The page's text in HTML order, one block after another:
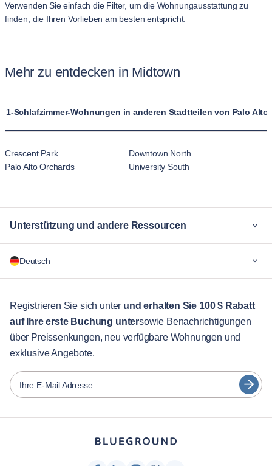
Verwenden Sie einfach die Filter, um die Wohnungausstattung zu
finden, die Ihren Vorlieben am besten entspricht.
Mehr zu entdecken in Midtown
1-Schlafzimmer-Wohnungen in anderen Stadtteilen von Palo Alto
Crescent Park
Downtown North
Palo Alto Orchards
University South
Unterstützung und andere Ressourcen
Für Unternehmen
Gästebetreuung
Stadt-Guide
Partner
Vermieter von Möbeln
Vermieter
Franchise-Partner
Deutsch
English
Português
Español
Français
Türkçe
Registrieren Sie sich unter und erhalten Sie 100 $ Rabatt
auf Ihre erste Buchung untersowie Benachrichtigungen
über Preissenkungen, neu verfügbare Wohnungen und
exklusive Angebote.
Ihre E-Mail Adresse